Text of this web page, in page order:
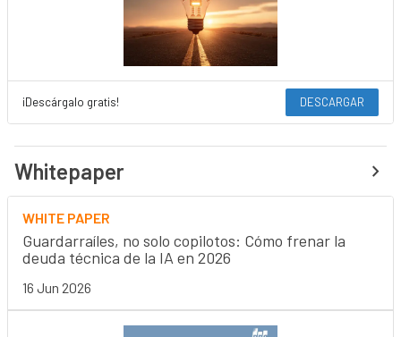
¡Descárgalo gratis! DESCARGAR
Whitepaper
WHITE PAPER
Guardarraíles, no solo copilotos: Cómo frenar la
deuda técnica de la IA en 2026
16 Jun 2026